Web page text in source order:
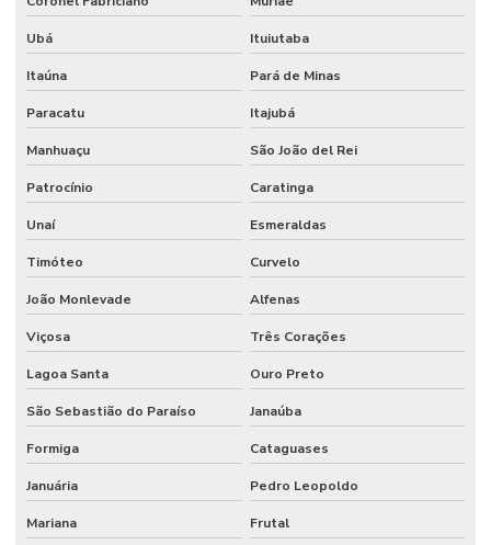
Pintura De Faixas
Pintura De Faixas Com Tinta Epóxi
Pintura De Faixas De Demarcação
Pintura De Faixas De Demarcação Em São Paulo
Pintura De Faixas De Demarcação Para Empresas Em Mg
Pintura De Faixas De Demarcação Para Estacionamento
Pintura De Faixas De Estacionamento
Pintura De Faixas De Sinalização
Pintura De Faixas Em Minas Gerais
Pintura De Piso Industrial
Ubá Ituiutaba
Itaúna Pará de Minas
Paracatu Itajubá
Manhuaçu São João del Rei
Patrocínio Caratinga
Unaí Esmeraldas
Timóteo Curvelo
João Monlevade Alfenas
Viçosa Três Corações
Lagoa Santa Ouro Preto
São Sebastião do Paraíso Janaúba
Formiga Cataguases
Januária Pedro Leopoldo
Mariana Frutal